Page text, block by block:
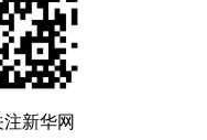
新华网